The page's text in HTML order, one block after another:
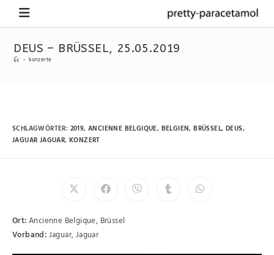
DEUS – BRÜSSEL, 25.05.2019
- konzerte
SCHLAGWÖRTER: 2019, ANCIENNE BELGIQUE, BELGIEN, BRÜSSEL, DEUS,
JAGUAR JAGUAR, KONZERT
Ort:Ancienne Belgique, Brüssel
Vorband:Jaguar, Jaguar